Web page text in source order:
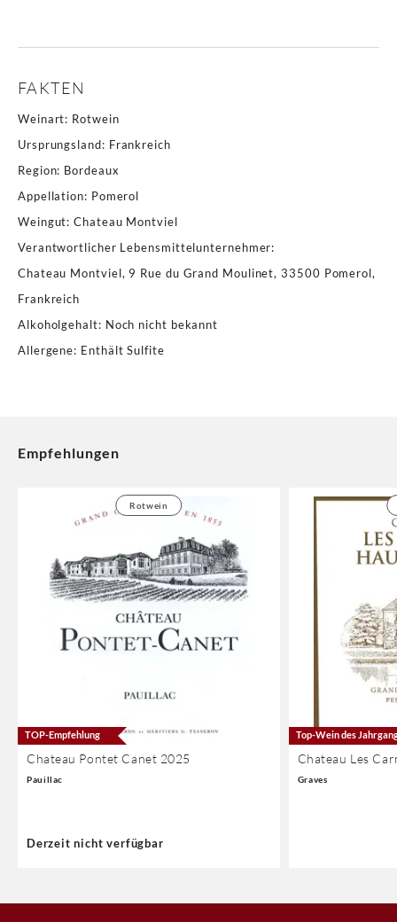
FAKTEN
Weinart: Rotwein
Ursprungsland: Frankreich
Region: Bordeaux
Appellation: Pomerol
Weingut: Chateau Montviel
Verantwortlicher Lebensmittelunternehmer:
Chateau Montviel, 9 Rue du Grand Moulinet, 33500 Pomerol,
Frankreich
Alkoholgehalt: Noch nicht bekannt
Allergene: Enthält Sulfite
Empfehlungen
Chateau Pontet Canet 2025
Pauillac
TOP-Empfehlung
Derzeit nicht verfügbar
Rotwein
Chateau Les
Graves
Top-Wein des